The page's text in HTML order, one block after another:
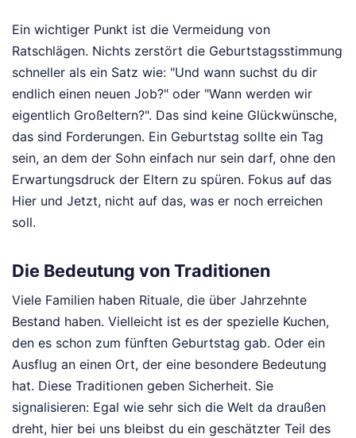
Ein wichtiger Punkt ist die Vermeidung von
Ratschlägen. Nichts zerstört die Geburtstagsstimmung
schneller als ein Satz wie: "Und wann suchst du dir
endlich einen neuen Job?" oder "Wann werden wir
eigentlich Großeltern?". Das sind keine Glückwünsche,
das sind Forderungen. Ein Geburtstag sollte ein Tag
sein, an dem der Sohn einfach nur sein darf, ohne den
Erwartungsdruck der Eltern zu spüren. Fokus auf das
Hier und Jetzt, nicht auf das, was er noch erreichen
soll.
Die Bedeutung von Traditionen
Viele Familien haben Rituale, die über Jahrzehnte
Bestand haben. Vielleicht ist es der spezielle Kuchen,
den es schon zum fünften Geburtstag gab. Oder ein
Ausflug an einen Ort, der eine besondere Bedeutung
hat. Diese Traditionen geben Sicherheit. Sie
signalisieren: Egal wie sehr sich die Welt da draußen
dreht, hier bei uns bleibst du ein geschätzter Teil des